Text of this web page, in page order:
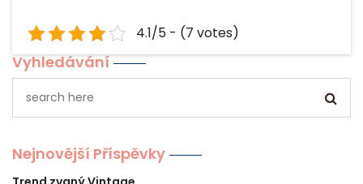
4.1/5 - (7 votes)
Vyhledávání
Nejnovější Příspěvky